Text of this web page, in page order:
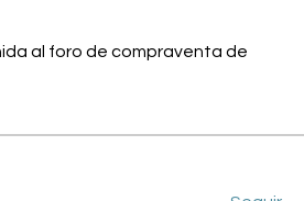
al foro de compraventa de